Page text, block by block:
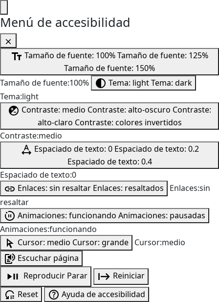
Menú de accesibilidad
Tamaño de fuente: 100%Tamaño de fuente: 125%
Tamaño de fuente: 150%
Tamaño de fuente:100%
Tema: lightTema: dark
Tema:light
Contraste: medio Contraste: alto-oscuro Contraste:
alto-claro Contraste: colores invertidos
Contraste:medio
Espaciado de texto: 0 Espaciado de texto: 0.2
Espaciado de texto: 0.4
Espaciado de texto:0
Enlaces: sin resaltar Enlaces: resaltados
Enlaces:sin
resaltar
Animaciones: funcionando Animaciones: pausadas
Animaciones:funcionando
Cursor: medio Cursor: grande Cursor:medio
Escuchar página
Reproducir Parar
Reiniciar
Reset
Ayuda de accesibilidad